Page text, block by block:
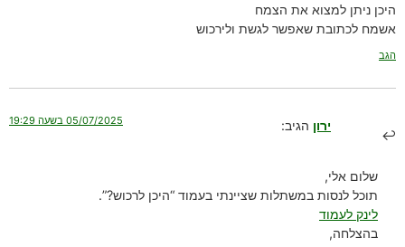
היכן ניתן למצוא את הצמח
אשמח לכתובת שאפשר לגשת ולירכוש
הגב
ירון הגיב: 05/07/2025 בשעה 19:29
שלום אלי,
תוכל לנסות במשתלות שציינתי בעמוד “היכן לרכוש?”.
לינק לעמוד
בהצלחה,